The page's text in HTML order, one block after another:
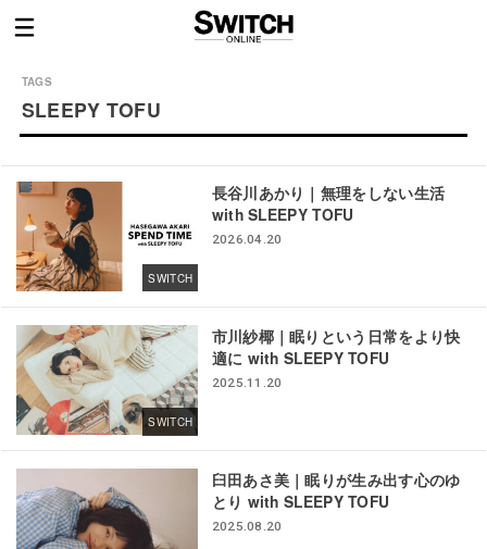
SLEEPY TOFU
SWITCH
長谷川あかり｜無理をしない生活
with SLEEPY TOFU
2026.04.20
SWITCH
市川紗椰｜眠りという日常をより快
適に with SLEEPY TOFU
2025.11.20
臼田あさ美｜眠りが生み出す心のゆ
とり with SLEEPY TOFU
2025.08.20